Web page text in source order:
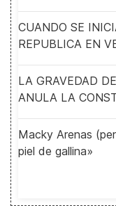
CUANDO SE
REPUBLICA EN
LA GRAVEDAD
ANULA LA
Macky Arenas
piel de gallina»